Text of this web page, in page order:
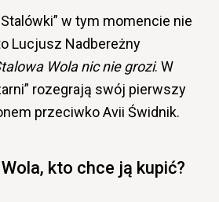
w tym momencie nie
Lucjusz Nadbereżny
Wola nic nie grozi. W
rozegrają swój pierwszy
przeciwko Avii Świdnik.
kto chce ją kupić?